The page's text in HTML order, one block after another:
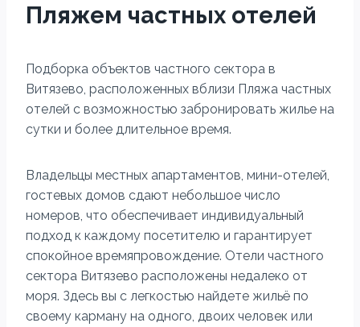
Пляжем частных отелей
Подборка объектов частного сектора в
Витязево, расположенных вблизи Пляжа частных
отелей с возможностью забронировать жилье на
сутки и более длительное время.
Владельцы местных апартаментов, мини-отелей,
гостевых домов сдают небольшое число
номеров, что обеспечивает индивидуальный
подход к каждому посетителю и гарантирует
спокойное времяпровождение. Отели частного
сектора Витязево расположены недалеко от
моря. Здесь вы с легкостью найдете жильё по
своему карману на одного, двоих человек или